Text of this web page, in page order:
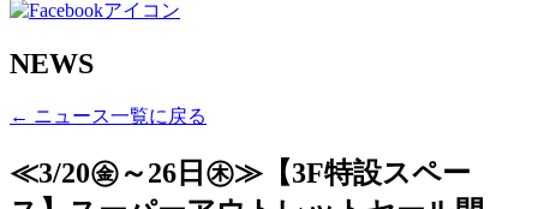
NEWS
← ニュース一覧に戻る
≪3/20㊎～26日㊍≫【3F特設スペー